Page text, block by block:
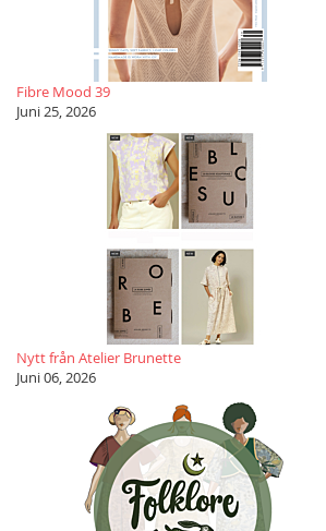
Fibre Mood 39
Juni 25, 2026
Nytt från Atelier Brunette
Juni 06, 2026